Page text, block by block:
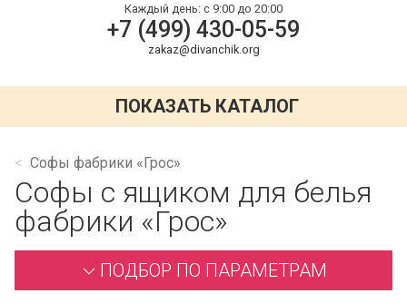
Каждый день: с 9:00 до 20:00
+7 (499) 430-05-59
zakaz@divanchik.org
ПОКАЗАТЬ КАТАЛОГ
Софы фабрики «Грос»
Софы с ящиком для белья
фабрики «Грос»
ПОДБОР ПО ПАРАМЕТРАМ